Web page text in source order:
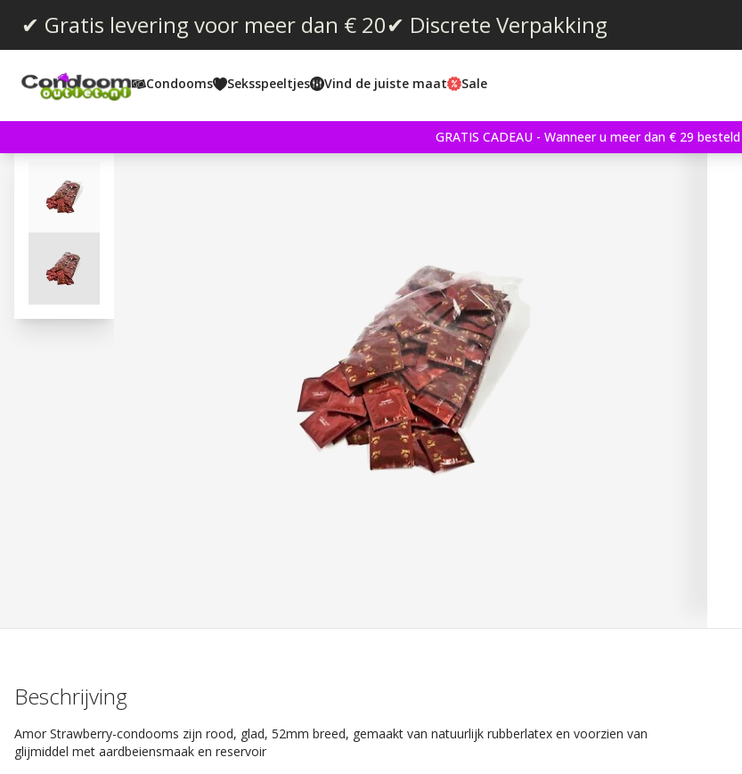
✔ Gratis levering voor meer dan € 20✔ Discrete Verpakking
Condooms Seksspeeltjes Vind de juiste maat Sale
GRATIS CADEAU - Wanneer u meer dan € 29 besteld
Beschrijving
Amor Strawberry-condooms zijn rood, glad, 52mm breed, gemaakt van natuurlijk rubberlatex en voorzien van
glijmiddel met aardbeiensmaak en reservoir